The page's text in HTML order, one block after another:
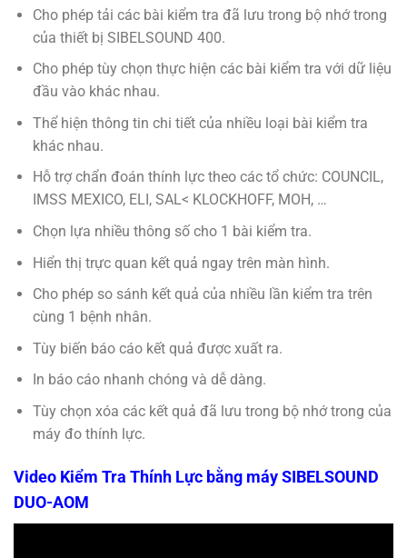
Cho phép tải các bài kiểm tra đã lưu trong bộ nhớ trong
của thiết bị SIBELSOUND 400.
Cho phép tùy chọn thực hiện các bài kiểm tra với dữ liệu
đầu vào khác nhau.
Thể hiện thông tin chi tiết của nhiều loại bài kiểm tra
khác nhau.
Hỗ trợ chẩn đoán thính lực theo các tổ chức: COUNCIL,
IMSS MEXICO, ELI, SAL< KLOCKHOFF, MOH, …
Chọn lựa nhiều thông số cho 1 bài kiểm tra.
Hiển thị trực quan kết quả ngay trên màn hình.
Cho phép so sánh kết quả của nhiều lần kiểm tra trên
cùng 1 bệnh nhân.
Tùy biến báo cáo kết quả được xuất ra.
In báo cáo nhanh chóng và dễ dàng.
Tùy chọn xóa các kết quả đã lưu trong bộ nhớ trong của
máy đo thính lực.
Video Kiểm Tra Thính Lực bằng máy SIBELSOUND
DUO-AOM